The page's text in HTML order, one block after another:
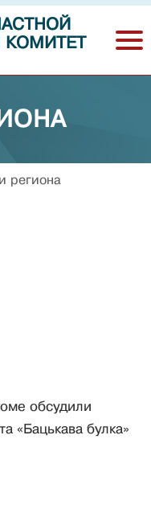
региона
обсудили
«Бацькава булка»